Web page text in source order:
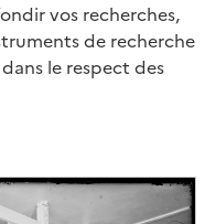
vos recherches,
de recherche
dans le respect des